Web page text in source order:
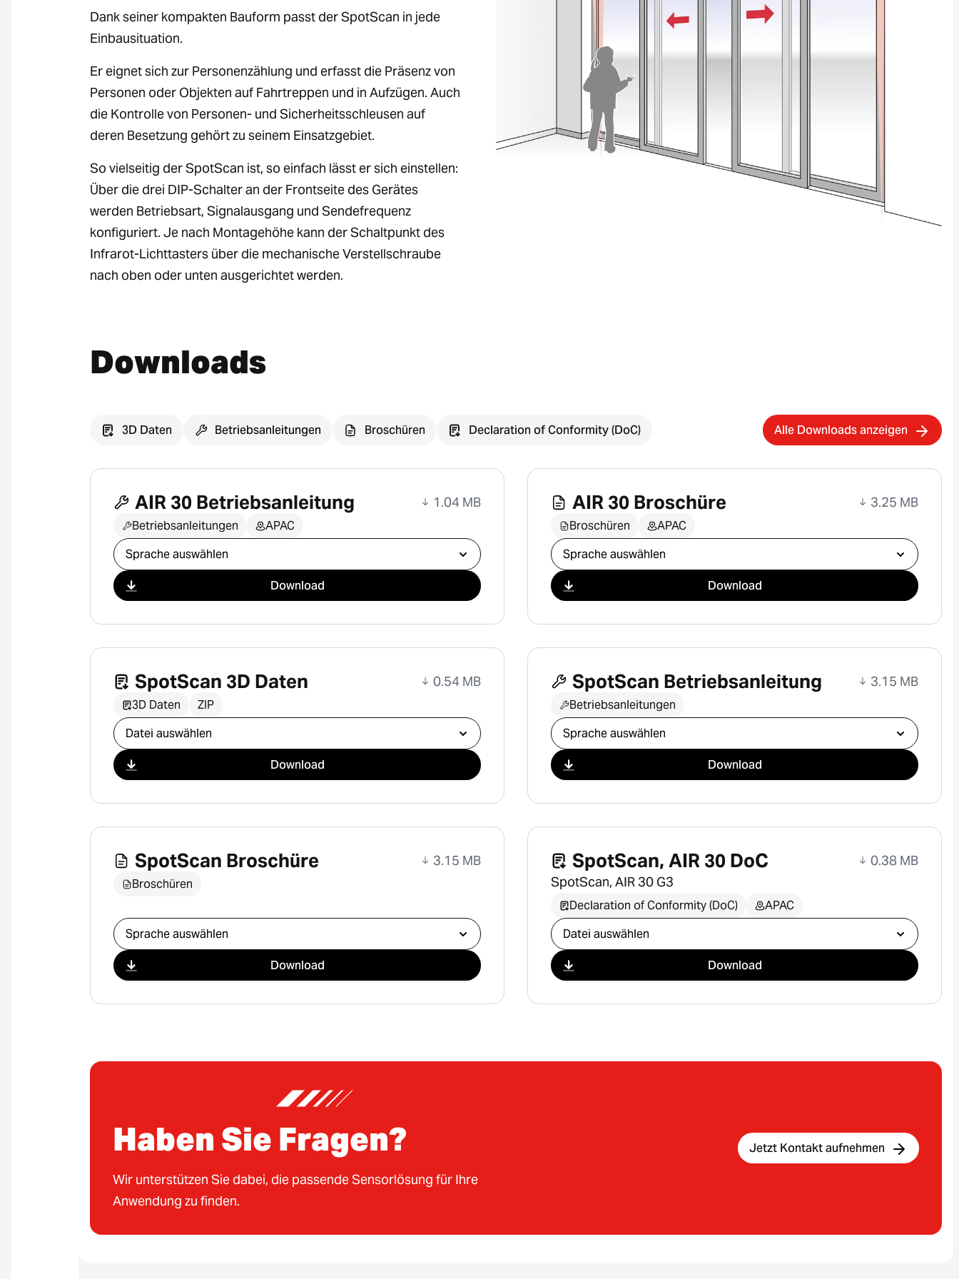
Dank seiner kompakten Bauform passt der SpotScan in jede
Einbausituation.
Er eignet sich zur Personenzählung und erfasst die Präsenz von
Personen oder Objekten auf Fahrtreppen und in Aufzügen. Auch
die Kontrolle von Personen- und Sicherheitsschleusen auf
deren Besetzung gehört zu seinem Einsatzgebiet.
So vielseitig der SpotScan ist, so einfach lässt er sich einstellen:
Über die drei DIP-Schalter an der Frontseite des Gerätes
werden Betriebsart, Signalausgang und Sendefrequenz
konfiguriert. Je nach Montagehöhe kann der Schaltpunkt des
Infrarot-Lichttasters über die mechanische Verstellschraube
nach oben oder unten ausgerichtet werden.
Downloads
3D Daten Betriebsanleitungen Broschüren Declaration of Conformity (DoC) Alle Downloads anzeigen
AIR 30 Betriebsanleitung 1.04 MB
Betriebsanleitungen APAC
Download auswählen
Download
AIR 30 Broschüre 3.25 MB
Broschüren APAC
Download auswählen
Download
SpotScan 3D Daten 0.54 MB
3D Daten ZIP
Download auswählen
Download
SpotScan Betriebsanleitung 3.15 MB
Betriebsanleitungen
Download auswählen
Download
SpotScan Broschüre 3.15 MB
Broschüren
Download auswählen
Download
SpotScan, AIR 30 DoC
0.38 MB
SpotScan, AIR 30 G3
Declaration of Conformity (DoC) APAC
Download auswählen
Download
Haben Sie Fragen?
Wir unterstützen Sie dabei, die passende Sensorlösung für Ihre
Anwendung zu finden.
Jetzt Kontakt aufnehmen